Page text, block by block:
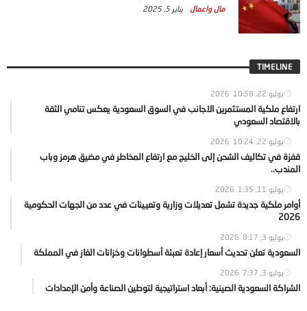
مال واعمال يناير 5, 2025
TIMELINE
يوليو 22, 2026 10:58
ارتفاع ملكية المستثمرين الاجانب في السوق السعودية يعكس تنامي الثقة
بالاقتصاد السعودي
يوليو 22, 2026 10:24
قفزة في تكاليف الشحن إلى الخليج مع ارتفاع المخاطر في مضيق هرمز وباب
المندب..
يوليو 11, 2026 1:35
أوامر ملكية جديدة تشمل تعديلات وزارية وتعيينات في عدد من الجهات الحكومية
2026
يوليو 3, 2026 8:17
السعودية تعلن تحديث أسعار إعادة تعبئة أسطوانات وخزانات الغاز في المملكة
يوليو 3, 2026 7:37
الشراكة السعودية الصينية: أبعاد استراتيجية لتوطين الصناعة وأمن الإمدادات